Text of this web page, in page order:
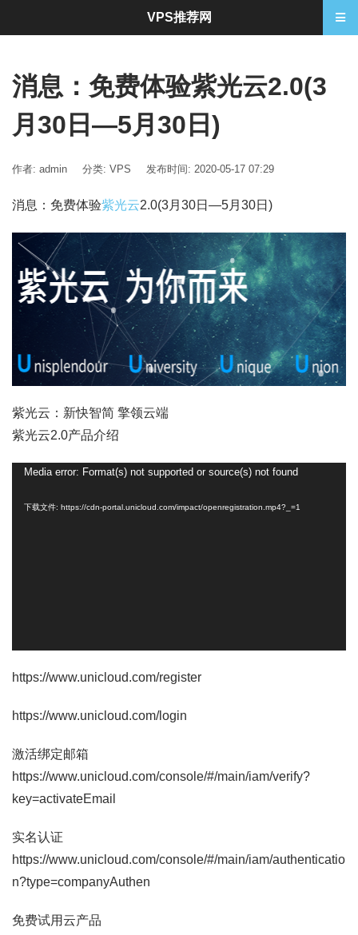
消息：免费体验紫光云2.0(3
月30日—5月30日)
作者: admin 分类: VPS 发布时间: 2020-05-17 07:29
消息：免费体验紫光云2.0(3月30日—5月30日)
紫光云：新快智简 擎领云端
紫光云2.0产品介绍
Media error: Format(s) not supported or source(s) not found
下载文件: https://cdn-portal.unicloud.com/impact/openregistration.mp4?_=1
https://www.unicloud.com/register
https://www.unicloud.com/login
激活绑定邮箱
https://www.unicloud.com/console/#/main/iam/verify?
key=activateEmail
实名认证
https://www.unicloud.com/console/#/main/iam/authenticatio
n?type=companyAuthen
免费试用云产品
VPS推荐网